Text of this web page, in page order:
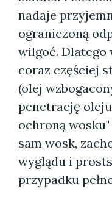
nadaje
ograniczoną
wilgoć. Dlatego
coraz częściej
(olej
penetrację
ochroną
sam wosk,
wyglądu i
przypadku